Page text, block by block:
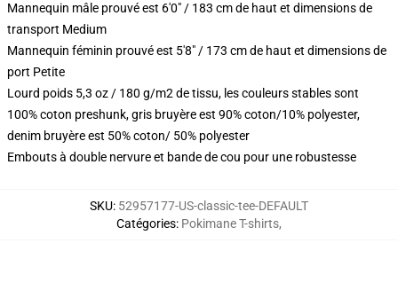
Mannequin mâle prouvé est 6'0" / 183 cm de haut et dimensions de
transport Medium
Mannequin féminin prouvé est 5'8" / 173 cm de haut et dimensions de
port Petite
Lourd poids 5,3 oz / 180 g/m2 de tissu, les couleurs stables sont
100% coton preshunk, gris bruyère est 90% coton/10% polyester,
denim bruyère est 50% coton/ 50% polyester
Embouts à double nervure et bande de cou pour une robustesse
SKU: 52957177-US-classic-tee-DEFAULT
Catégories: Pokimane T-shirts,